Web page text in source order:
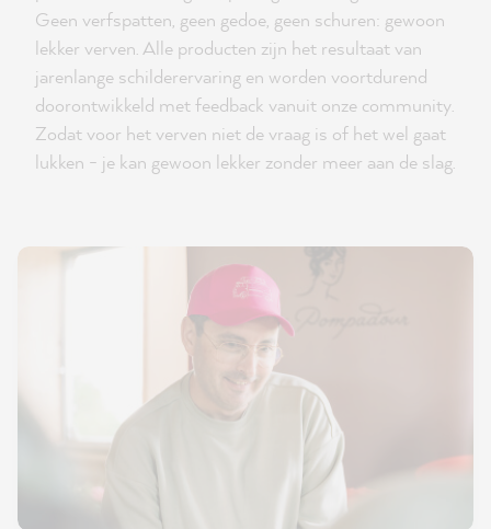
Geen verfspatten, geen gedoe, geen schuren: gewoon
lekker verven. Alle producten zijn het resultaat van
jarenlange schilderervaring en worden voortdurend
doorontwikkeld met feedback vanuit onze community.
Zodat voor het verven niet de vraag is of het wel gaat
lukken - je kan gewoon lekker zonder meer aan de slag.